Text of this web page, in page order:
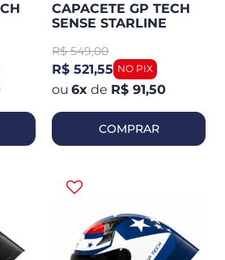
CAPACETE GP TECH
SENSE STARLINE
R$ 549,00
R$ 521,55
6x de R$ 91,50
COMPRAR